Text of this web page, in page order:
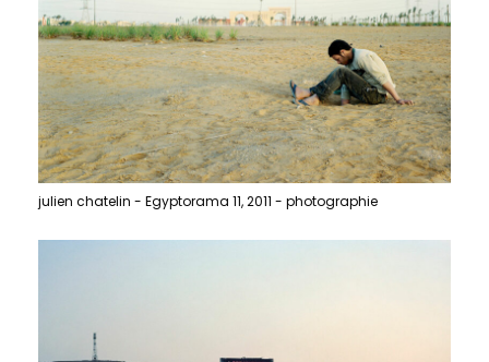
julien chatelin - Egyptorama 11, 2011 - photographie